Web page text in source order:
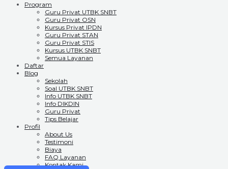
Program
Guru Privat UTBK SNBT
Guru Privat OSN
Kursus Privat IPDN
Guru Privat STAN
Guru Privat STIS
Kursus UTBK SNBT
Semua Layanan
Daftar
Blog
Sekolah
Soal UTBK SNBT
Info UTBK SNBT
Info DIKDIN
Guru Privat
Tips Belajar
Profil
About Us
Testimoni
Biaya
FAQ Layanan
Kontak Kami